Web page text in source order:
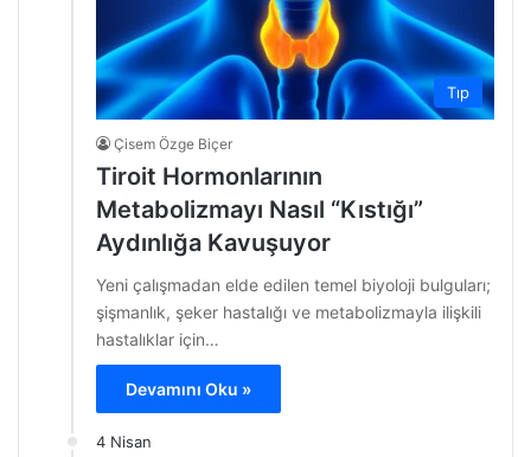
Tıp
Çisem Özge Biçer
Tiroit Hormonlarının
Metabolizmayı Nasıl “Kıstığı”
Aydınlığa Kavuşuyor
Yeni çalışmadan elde edilen temel biyoloji bulguları;
şişmanlık, şeker hastalığı ve metabolizmayla ilişkili
hastalıklar için…
Devamını Oku »
4 Nisan